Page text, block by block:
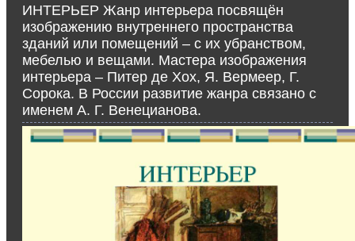
ИНТЕРЬЕР Жанр интерьера посвящён
изображению внутреннего пространства
зданий или помещений – с их убранством,
мебелью и вещами. Мастера изображения
интерьера – Питер де Хох, Я. Вермеер, Г.
Сорока. В России развитие жанра связано с
именем А. Г. Венецианова.